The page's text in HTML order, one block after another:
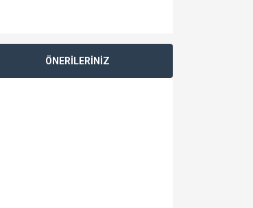
ÖNERİLERİNİZ